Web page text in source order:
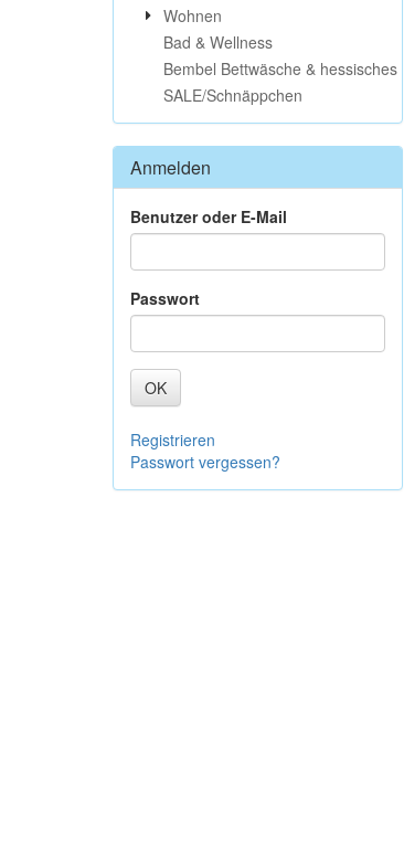
Wohnen
Bad & Wellness
Bembel Bettwäsche & hessisches
SALE/Schnäppchen
Anmelden
Benutzer oder E-Mail
Passwort
OK
Registrieren
Passwort vergessen?